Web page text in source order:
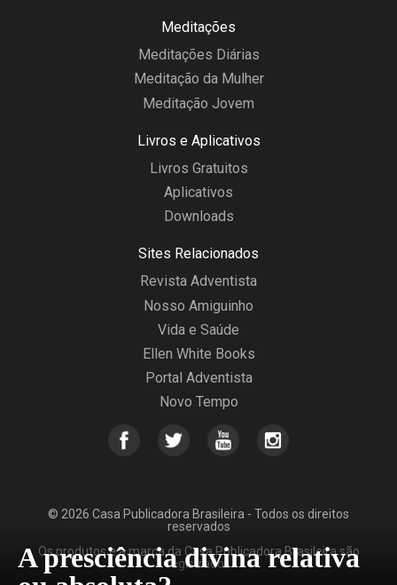
A presciência divina relativa
Meditações
Meditações Diárias
Meditação da Mulher
Meditação Jovem
Livros e Aplicativos
Livros Gratuitos
Aplicativos
Downloads
Sites Relacionados
Revista Adventista
Nosso Amiguinho
Vida e Saúde
Ellen White Books
Portal Adventista
Novo Tempo
© 2026 Casa Publicadora Brasileira - Todos os direitos
reservados
Os produtos e a marca da Casa Publicadora Brasileira são
registrados